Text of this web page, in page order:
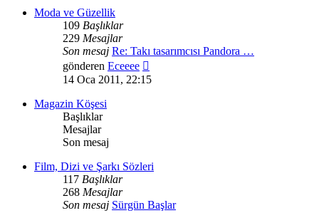
Moda ve Güzellik
109 Başlıklar
229 Mesajlar
Son mesaj Re: Takı tasarımcısı Pandora …
gönderen Eceeee
mesajı
14 Oca 2011, 22:15
Magazin Köşesi
Başlıklar
Mesajlar
Son mesaj
Film, Dizi ve Şarkı Sözleri
117 Başlıklar
268 Mesajlar
Son mesaj Sürgün Başlar